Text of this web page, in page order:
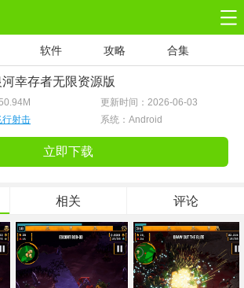
软件 攻略 合集
幸存者无限资源版
更新时间：2026-06-03
行射击 系统：Android
立即下载
相关 评论